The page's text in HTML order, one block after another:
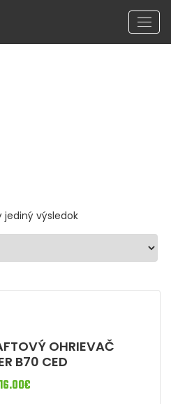
jediný výsledok
OHRIEVAČ
B70 CED
16.00€